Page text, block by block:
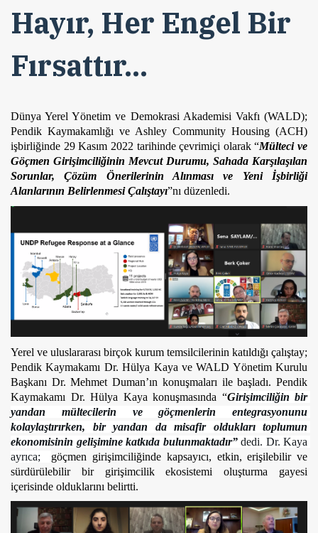
Hayır, Her Engel Bir
Fırsattır...
Dünya Yerel Yönetim ve Demokrasi Akademisi Vakfı (WALD);
Pendik Kaymakamlığı ve Ashley Community Housing (ACH)
işbirliğinde 29 Kasım 2022 tarihinde çevrimiçi olarak “Mülteci ve
Göçmen Girişimciliğinin Mevcut Durumu, Sahada Karşılaşılan
Sorunlar, Çözüm Önerilerinin Alınması ve Yeni İşbirliği
Alanlarının Belirlenmesi Çalıştayı”nı düzenledi.
Yerel ve uluslararası birçok kurum temsilcilerinin katıldığı çalıştay;
Pendik Kaymakamı Dr. Hülya Kaya ve WALD Yönetim Kurulu
Başkanı Dr. Mehmet Duman’ın konuşmaları ile başladı. Pendik
Kaymakamı Dr. Hülya Kaya konuşmasında “Girişimciliğin bir
yandan mültecilerin ve göçmenlerin entegrasyonunu
kolaylaştırırken, bir yandan da misafir oldukları toplumun
ekonomisinin gelişimine katkıda bulunmaktadır” dedi. Dr. Kaya
ayrıca; göçmen girişimciliğinde kapsayıcı, etkin, erişilebilir ve
sürdürülebilir bir girişimcilik ekosistemi oluşturma gayesi
içerisinde olduklarını belirtti.